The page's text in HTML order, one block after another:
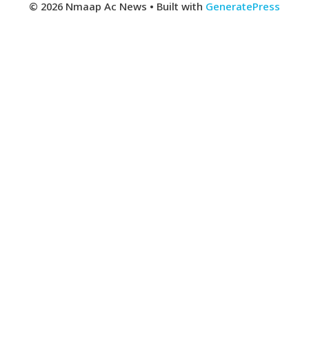
© 2026 Nmaap Ac News • Built with GeneratePress